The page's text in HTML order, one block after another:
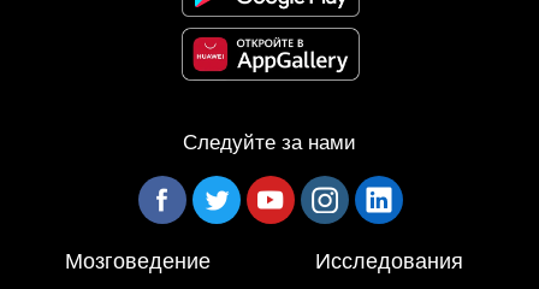
Следуйте за нами
Мозговедение Исследования